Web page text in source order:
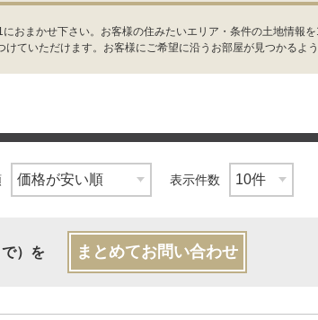
おまかせ下さい。お客様の住みたいエリア・条件の土地情報
ていただけます。お客様にご希望に沿うお部屋が見つかるよ
表示件数
）を まとめてお問い合わせ